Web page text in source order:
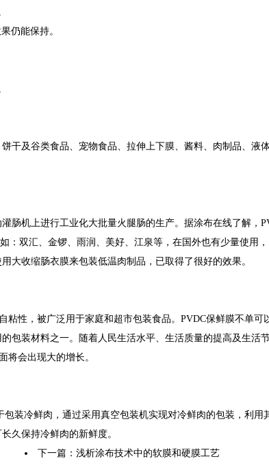
仍能保持。
干及谷类食品、宠物食品、拉伸上下膜、酱料、肉制品、液
肠机上进行工业化大批量火腿肠的生产。据涂布在线了解，
：双汇、金锣、雨润、美好、江泉等，在国外也有少量使用，
大收缩肠衣膜来包装低温肉制品，已取得了很好的效果。
性，被广泛用于家庭和超市包装食品。PVDC保鲜膜不单可
包装材料之一。随着人民生活水平、生活质量的提高及生活
将会出现大的增长。
装冷鲜肉，通过采用真空包装机实现对冷鲜肉的包装，利用
久保持冷鲜肉的新鲜度。
下一篇： 浅析涂布技术中的软膜和硬膜工艺